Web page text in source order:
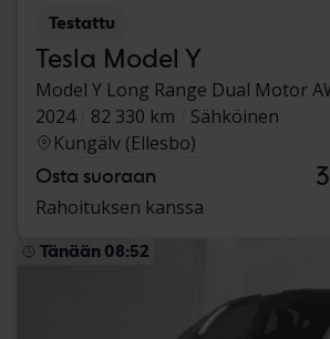
Testattu
Tesla Model Y
Model Y Long Range Dual Motor
2024
82 330 km
Sähköinen
Kungälv (Ellesbo)
Osta suoraan
Rahoituksen kanssa
Tänään 08:52